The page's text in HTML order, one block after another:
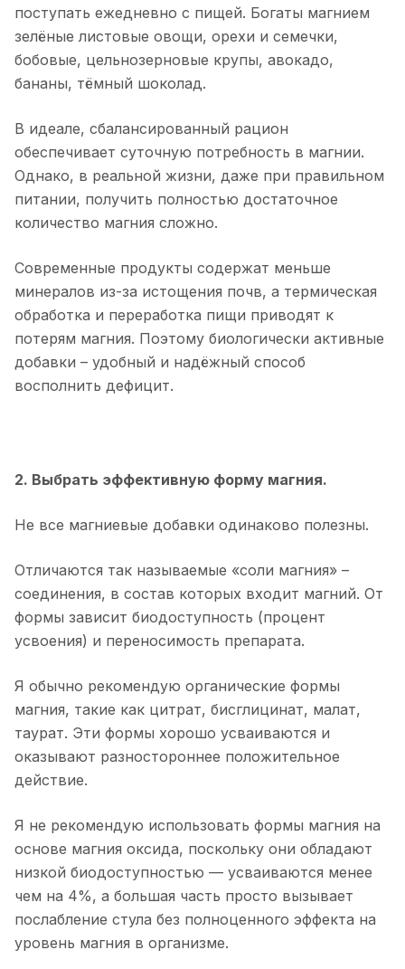
поступать ежедневно с пищей. Богаты магнием
зелёные листовые овощи, орехи и семечки,
бобовые, цельнозерновые крупы, авокадо,
бананы, тёмный шоколад.
В идеале, сбалансированный рацион
обеспечивает суточную потребность в магнии.
Однако, в реальной жизни, даже при правильном
питании, получить полностью достаточное
количество магния сложно.
Современные продукты содержат меньше
минералов из-за истощения почв, а термическая
обработка и переработка пищи приводят к
потерям магния. Поэтому биологически активные
добавки – удобный и надёжный способ
восполнить дефицит.
2. Выбрать эффективную форму магния.
Не все магниевые добавки одинаково полезны.
Отличаются так называемые «соли магния» –
соединения, в состав которых входит магний. От
формы зависит биодоступность (процент
усвоения) и переносимость препарата.
Я обычно рекомендую органические формы
магния, такие как цитрат, бисглицинат, малат,
таурат. Эти формы хорошо усваиваются и
оказывают разностороннее положительное
действие.
Я не рекомендую использовать формы магния на
основе магния оксида, поскольку они обладают
низкой биодоступностью — усваиваются менее
чем на 4%, а большая часть просто вызывает
послабление стула без полноценного эффекта на
уровень магния в организме.